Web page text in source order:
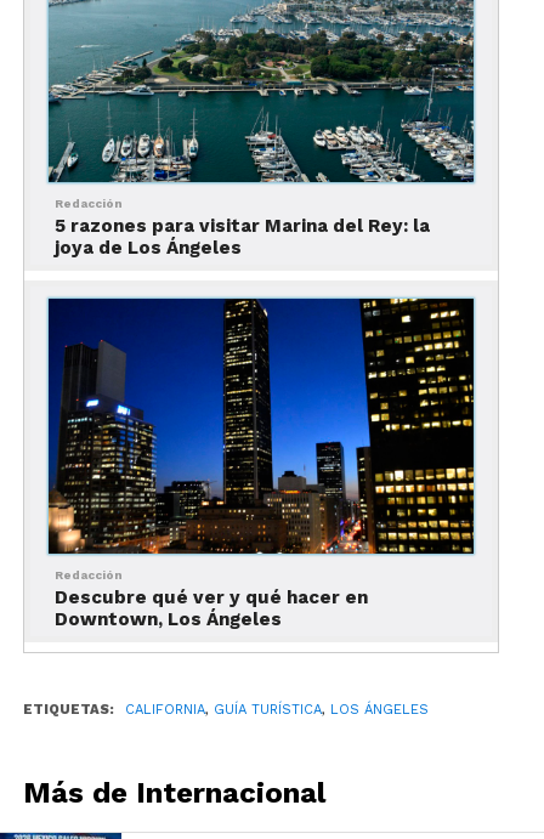
Redacción
5 razones para visitar Marina del Rey: la
joya de Los Ángeles
Redacción
Descubre qué ver y qué hacer en
Downtown, Los Ángeles
ETIQUETAS: CALIFORNIA, GUÍA TURÍSTICA, LOS ÁNGELES
Más de Internacional